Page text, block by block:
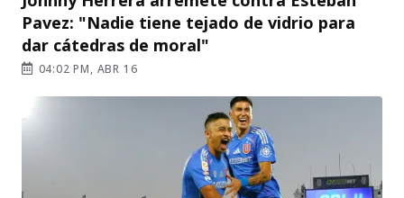
Pavez: "Nadie tiene tejado de vidrio para
dar cátedras de moral"
04:02 PM, ABR 16